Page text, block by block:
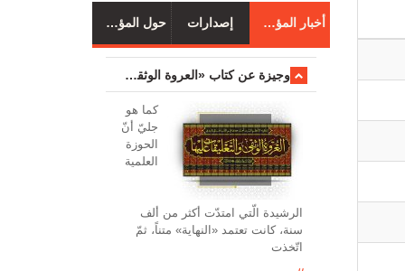
أخبار المؤسسة إصدارات حول المؤسسة
وجیزة عن کتاب «العروة الوثقی والتعلیقات علیها»
کما هو
جليّ أنّ
الحوزة
العلمیة
الرشیدة الّتي امتدّت أكثر من ألف
سنة، كانت تعتمد «النهاية» متناً، ثمّ
اتّخذت